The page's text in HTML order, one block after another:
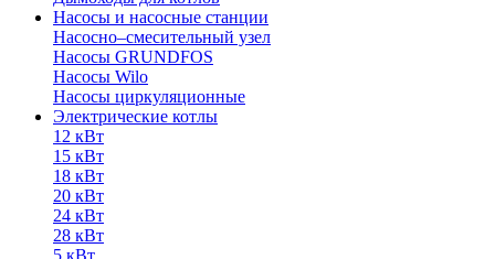
Насосы и насосные станции
Насосно–смесительный узел
Насосы GRUNDFOS
Насосы Wilo
Насосы циркуляционные
Электрические котлы
12 кВт
15 кВт
18 кВт
20 кВт
24 кВт
28 кВт
5 кВт